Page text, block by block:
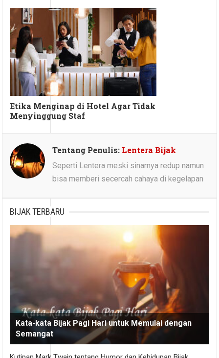
Etika Menginap di Hotel Agar Tidak
Menyinggung Staf
Tentang Penulis: Lentera Bijak
Seperti Lentera meski sinarnya redup namun
bisa memberi secercah cahaya di kegelapan
BIJAK TERBARU
Kata-kata Bijak Pagi Hari untuk Memulai dengan
Semangat